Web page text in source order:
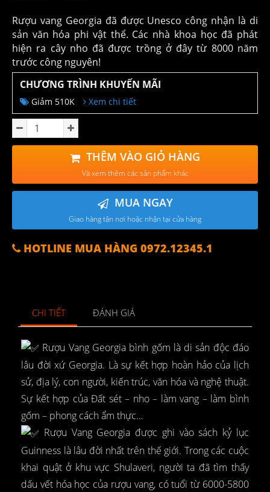
Rượu vang Georgia đã được Unesco công nhận là di
sản văn hóa phi vật thể. Các nhà khoa học đã phát
hiện ra cây nho đã được trồng ở đây từ 8000 năm
trước công nguyên!
CHƯƠNG TRÌNH KHUYẾN MÃI
Giảm 510K Xem chi tiết
THÊM VÀO GIỎ HÀNG
Và xem thêm các sản phẩm khác
MUA NGAY
Giao hàng tận nơi hoặc nhận tại cửa hàng
HOTLINE MUA HÀNG 0972.12345.1
CHI TIẾT ĐÁNH GIÁ
Rượu Vang Georgia bình gốm là di sản độc đáo
lâu đời xứ Georgia. Là sự kết hợp hoàn hảo của lịch
sử, địa lý, con người, kiến trúc, văn hóa và nghệ thuật.
Sự kết hợp của Đất sét – nho – làm vang – làm bình
gốm – phong cách ẩm thực…
Rượu Vang Georgia được ghi vào sách kỷ lục
Guinness là lâu đời nhất trên thế giới. Trong các cuộc
khai quật ở khu vực Shulaveri, người ta đã tìm thấy
dấu vết hóa học của rượu vang, có tuổi từ 6000-5800